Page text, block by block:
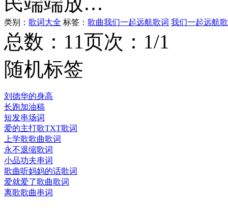
类别： 歌词大全 标签： 歌曲我们一起远航歌词 我们一起远航
总数：11页次：1/1
随机标签
刘德华的身高
长跑加油稿
短发串场词
爱的主打歌TXT歌词
上学歌歌曲歌词
永不退缩歌词
小品功夫串词
歌曲听妈妈的话歌词
爱就爱了歌曲歌词
离歌歌曲串词